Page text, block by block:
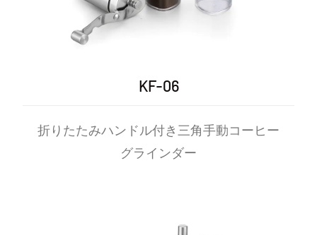
KF-06
折りたたみハンドル付き三角手動コーヒー
グラインダー